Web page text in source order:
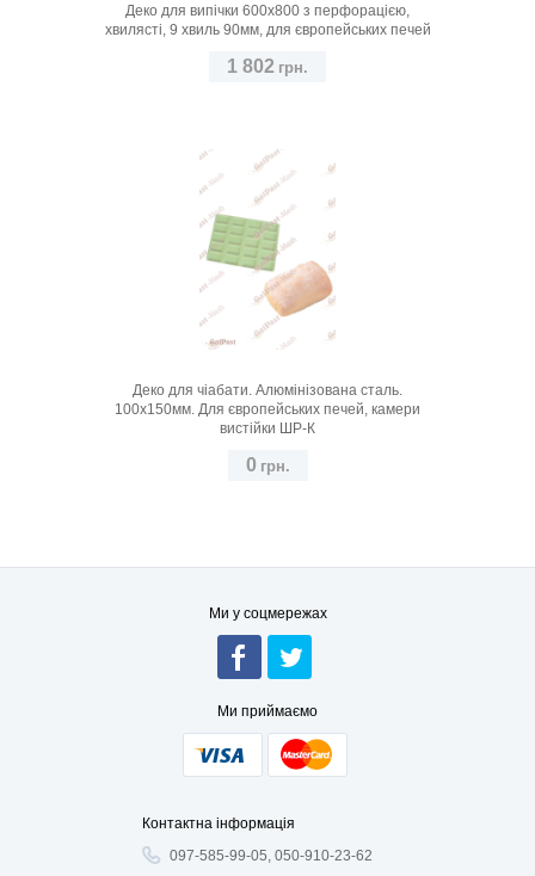
Деко для випічки 600х800 з перфорацією,
хвилясті, 9 хвиль 90мм, для європейських печей
1 802 грн.
Деко для чіабати. Алюмінізована сталь.
100x150мм. Для європейських печей, камери
вистійки ШР-К
0 грн.
Ми у соцмережах
Ми приймаємо
Контактна інформація
097-585-99-05, 050-910-23-62